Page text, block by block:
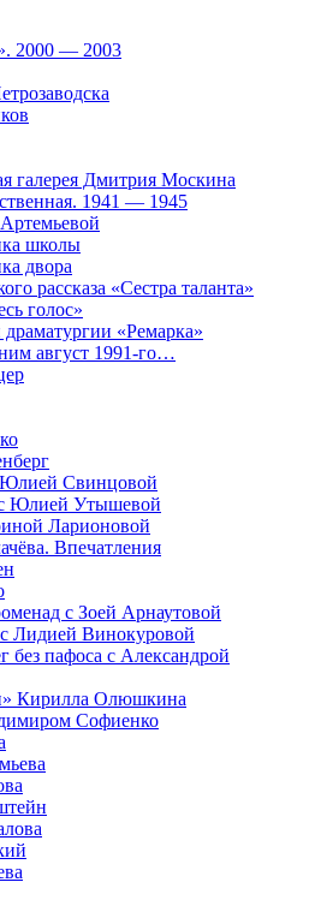
2000 — 2003
галерея Дмитрия Москина
1941 — 1945
школы
двора
рассказа «Сестра таланта»
голос»
«Ремарка»
август 1991-го…
Юлией Свинцовой
Юлией Утышевой
Ларионовой
Впечатления
с Зоей Арнаутовой
Лидией Винокуровой
без пафоса с Александрой
Кирилла Олюшкина
Софиенко